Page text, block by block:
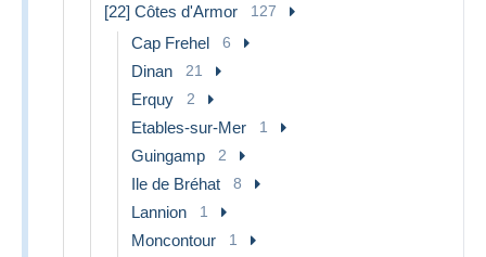
[22] Côtes d'Armor 127
Cap Frehel 6
Dinan 21
Erquy 2
Etables-sur-Mer 1
Guingamp 2
Ile de Bréhat 8
Lannion 1
Moncontour 1